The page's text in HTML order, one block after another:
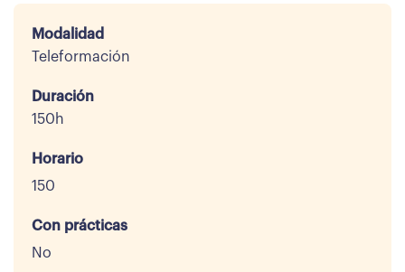
Modalidad
Teleformación
Duración
150h
Horario
150
Con prácticas
No